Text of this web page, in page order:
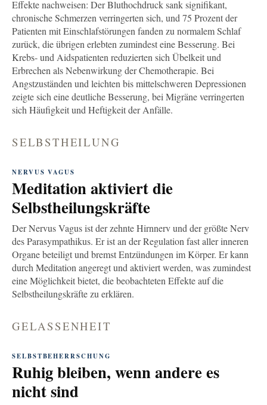
Effekte nachweisen: Der Bluthochdruck sank signifikant,
chronische Schmerzen verringerten sich, und 75 Prozent der
Patienten mit Einschlafstörungen fanden zu normalem Schlaf
zurück, die übrigen erlebten zumindest eine Besserung. Bei
Krebs- und Aidspatienten reduzierten sich Übelkeit und
Erbrechen als Nebenwirkung der Chemotherapie. Bei
Angstzuständen und leichten bis mittelschweren Depressionen
zeigte sich eine deutliche Besserung, bei Migräne verringerten
sich Häufigkeit und Heftigkeit der Anfälle.
SELBSTHEILUNG
NERVUS VAGUS
Meditation aktiviert die
Selbstheilungskräfte
Der Nervus Vagus ist der zehnte Hirnnerv und der größte Nerv
des Parasympathikus. Er ist an der Regulation fast aller inneren
Organe beteiligt und bremst Entzündungen im Körper. Er kann
durch Meditation angeregt und aktiviert werden, was zumindest
eine Möglichkeit bietet, die beobachteten Effekte auf die
Selbstheilungskräfte zu erklären.
GELASSENHEIT
SELBSTBEHERRSCHUNG
Ruhig bleiben, wenn andere es
nicht sind